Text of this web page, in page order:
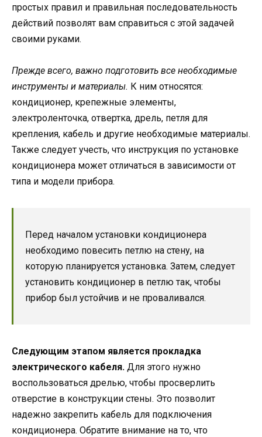
простых правил и правильная последовательность
действий позволят вам справиться с этой задачей
своими руками.
Прежде всего, важно подготовить все необходимые
инструменты и материалы. К ним относятся:
кондиционер, крепежные элементы,
электроленточка, отвертка, дрель, петля для
крепления, кабель и другие необходимые материалы.
Также следует учесть, что инструкция по установке
кондиционера может отличаться в зависимости от
типа и модели прибора.
Перед началом установки кондиционера
необходимо повесить петлю на стену, на
которую планируется установка. Затем, следует
установить кондиционер в петлю так, чтобы
прибор был устойчив и не проваливался.
Следующим этапом является прокладка
электрического кабеля. Для этого нужно
воспользоваться дрелью, чтобы просверлить
отверстие в конструкции стены. Это позволит
надежно закрепить кабель для подключения
кондиционера. Обратите внимание на то, что